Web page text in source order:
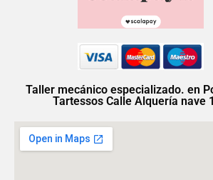
Taller mecánico especializado. en
Tartessos Calle Alquería nave